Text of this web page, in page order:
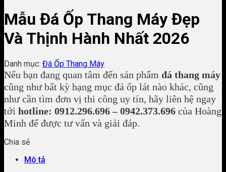
Mẫu Đá Ốp Thang Máy Đẹp
Và Thịnh Hành Nhất 2026
Danh mục: Đá Ốp Thang Máy
Nếu bạn đang quan tâm đến sản phẩm đá thang máy
cũng như bất kỳ hạng mục đá ốp lát nào khác, cũng
như cần tìm đơn vị thi công uy tín, hãy liên hệ ngay
tới hotline: 0912.296.696 – 0942.373.696 của Hoàng
Minh để được tư vấn và giải đáp.
Chia sẻ
Mô tả